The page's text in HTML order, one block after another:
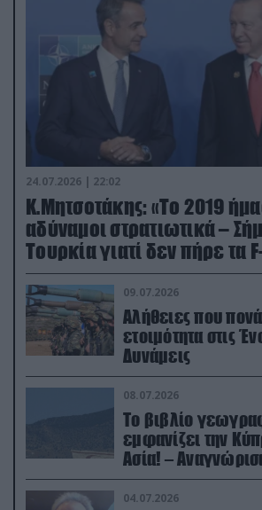
24.07.2026 | 22:02
Κ.Μητσοτάκης: «Το 2019
αδύναμοι στρατιωτικά –
Τουρκία γιατί δεν πήρε τα
(βίντεο)
09.07.2026
Αλήθειες που
ετοιμότητα στις
Δυνάμεις
08.07.2026
Το βιβλίο
εμφανίζει την
Ασία! –
κατεχόμενα;
04.07.2026